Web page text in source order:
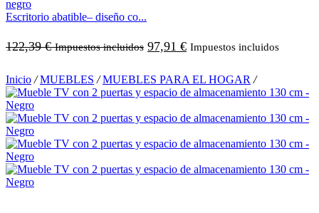
Escritorio abatible– diseño co...
122,39€ Impuestos incluidos 97,91 € Impuestos incluidos
Inicio / MUEBLES / MUEBLES PARA EL HOGAR /